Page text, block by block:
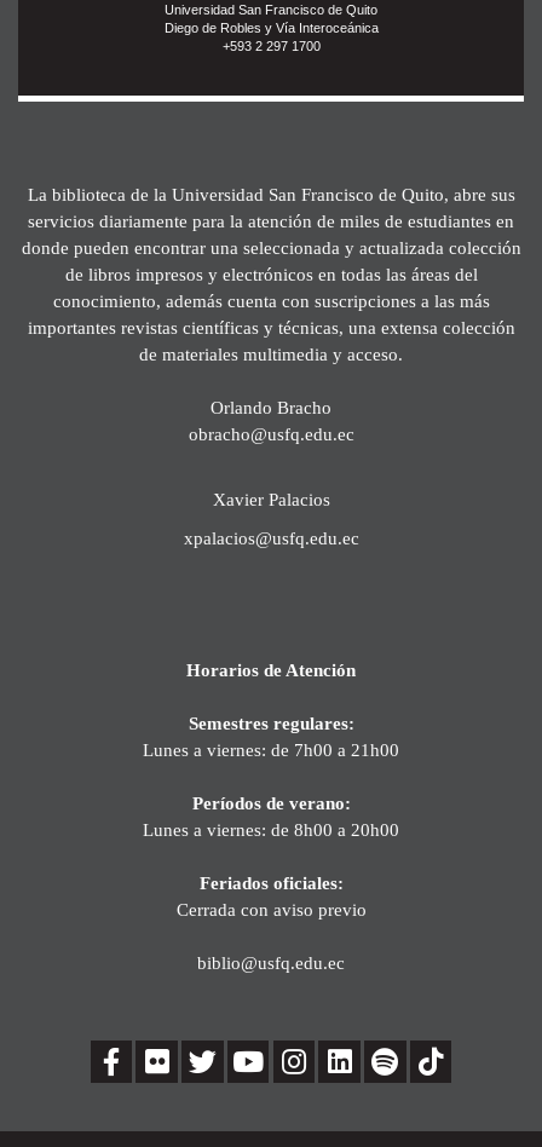
Universidad San Francisco de Quito
Diego de Robles y Vía Interoceánica
+593 2 297 1700
La biblioteca de la Universidad San Francisco de Quito, abre sus
servicios diariamente para la atención de miles de estudiantes en
donde pueden encontrar una seleccionada y actualizada colección
de libros impresos y electrónicos en todas las áreas del
conocimiento, además cuenta con suscripciones a las más
importantes revistas científicas y técnicas, una extensa colección
de materiales multimedia y acceso.
Orlando Bracho
obracho@usfq.edu.ec
Xavier Palacios
xpalacios@usfq.edu.ec
Horarios de Atención
Semestres regulares:
Lunes a viernes: de 7h00 a 21h00
Períodos de verano:
Lunes a viernes: de 8h00 a 20h00
Feriados oficiales:
Cerrada con aviso previo
biblio@usfq.edu.ec